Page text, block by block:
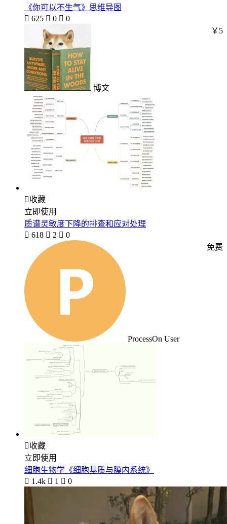
《你可以不生气》思维导图
 625  0  0
博文
￥5
收藏
立即使用
质谱灵敏度下降的排查和应对处理
 618  2  0
ProcessOn User
免费
收藏
立即使用
细胞生物学《细胞基质与膜内系统》
 1.4k  1  0